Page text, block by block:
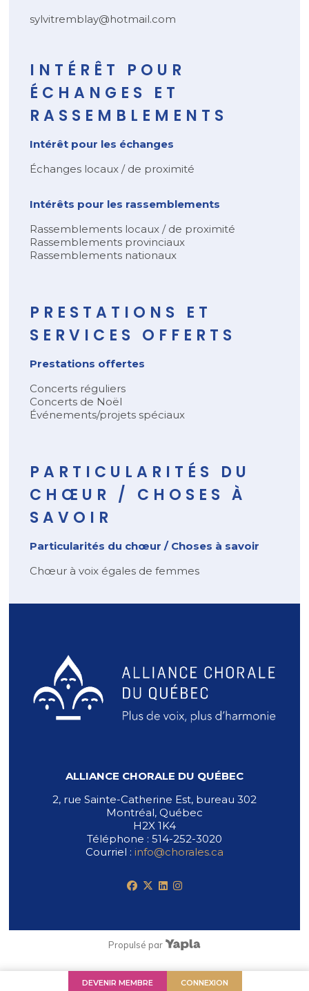
DEVENIR MEMBRE CONNEXION
sylvitremblay@hotmail.com
INTÉRÊT POUR
ÉCHANGES ET
RASSEMBLEMENTS
Intérêt pour les échanges
Échanges locaux / de proximité
Intérêts pour les rassemblements
Rassemblements locaux / de proximité
Rassemblements provinciaux
Rassemblements nationaux
PRESTATIONS ET
SERVICES OFFERTS
Prestations offertes
Concerts réguliers
Concerts de Noël
Événements/projets spéciaux
PARTICULARITÉS DU
CHŒUR / CHOSES À
SAVOIR
Particularités du chœur / Choses à savoir
Chœur à voix égales de femmes
ALLIANCE CHORALE DU QUÉBEC
2, rue Sainte-Catherine Est, bureau 302
Montréal, Québec
H2X 1K4
Téléphone : 514-252-3020
Courriel : info@chorales.ca
facebook
x-twitterlinkedininstagram
Propulsé par